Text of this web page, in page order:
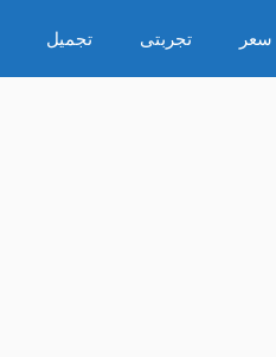
تجربتى تجميل